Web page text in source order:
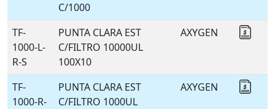
C/1000
TF-
1000-L-
R-S
PUNTA CLARA EST
C/FILTRO 10000UL
100X10
AXYGEN
TF-
1000-R-
PUNTA CLARA EST
C/FILTRO 1000UL
AXYGEN